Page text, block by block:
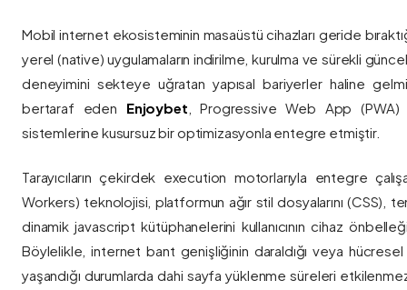
Mobil internet ekosisteminin masaüstü cihazları geride
yerel (native) uygulamaların indirilme, kurulma ve sürekli
deneyimini sekteye uğratan yapısal bariyerler haline
bertaraf eden Enjoybet , Progressive Web App (PWA)
sistemlerine kusursuz bir optimizasyonla entegre etmiştir.
Tarayıcıların çekirdek execution motorlarıyla entegre
Workers) teknolojisi, platformun ağır stil dosyalarını (CSS),
dinamik javascript kütüphanelerini kullanıcının cihaz
Böylelikle, internet bant genişliğinin daraldığı veya
yaşandığı durumlarda dahi sayfa yüklenme süreleri